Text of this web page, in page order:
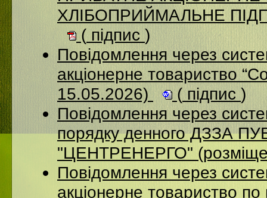
ХЛІБОПРИЙМАЛЬНЕ
( підпис )
Повідомлення через
акціонерне товариство
15.05.2026)
( підпис )
Повідомлення через
порядку денного ДЗЗА
"ЦЕНТРЕНЕРГО"
Повідомлення через
акціонерне товариство по